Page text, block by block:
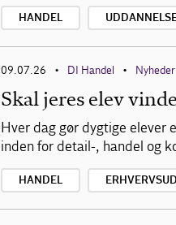
HANDEL
09.07.26 • DI Handel • Nyheder
Skal jeres elev
Hver dag gør dygtige elever
inden for detail-, handel og
HANDEL